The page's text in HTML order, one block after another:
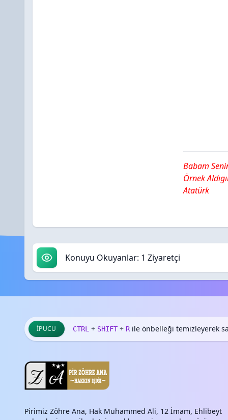
Babam
Örnek
Atatürk
Konuyu Okuyanlar: 1 Ziyaretçi
İPUCU CTRL + SHIFT + Rile önbelleği temizleyerek
Pirimiz Zöhre Ana, Hak Muhammed Ali, 12 İmam, Ehlibeyt